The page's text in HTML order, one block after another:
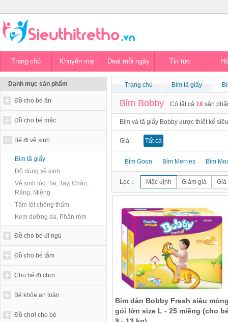
Trang chủ Khuyến mại Deal mỗi ngày Tin tức
Danh mục sản phẩm
Đồ cho bé ăn
Đồ cho bé mặc
Bé đi vệ sinh
Bỉm tã giấy
Đồ dùng vệ sinh
Vệ sinh tóc, Tai, Tay, Chân,
Răng, Miệng
Tấm lót chống thấm
Kem dưỡng da, Phấn rôm
Đồ cho bé đi ngủ
Đồ cho bé tắm
Cho bé đi chơi
Bé khỏe an toàn
Đồ chơi cho bé
Trang chủ Bỉm tã giấy
Bỉm Bobby Có tất cả 18 sản
Bỉm và tã giấy Bobby được thiết kế
Giá: Tất cả
Bỉm Goon Bỉm Merries Bỉm
Lọc： Mặc định Giảm giá Giá
Bỉm dán Bobby Fresh siêu
gói lớn size L - 25 miếng (cho